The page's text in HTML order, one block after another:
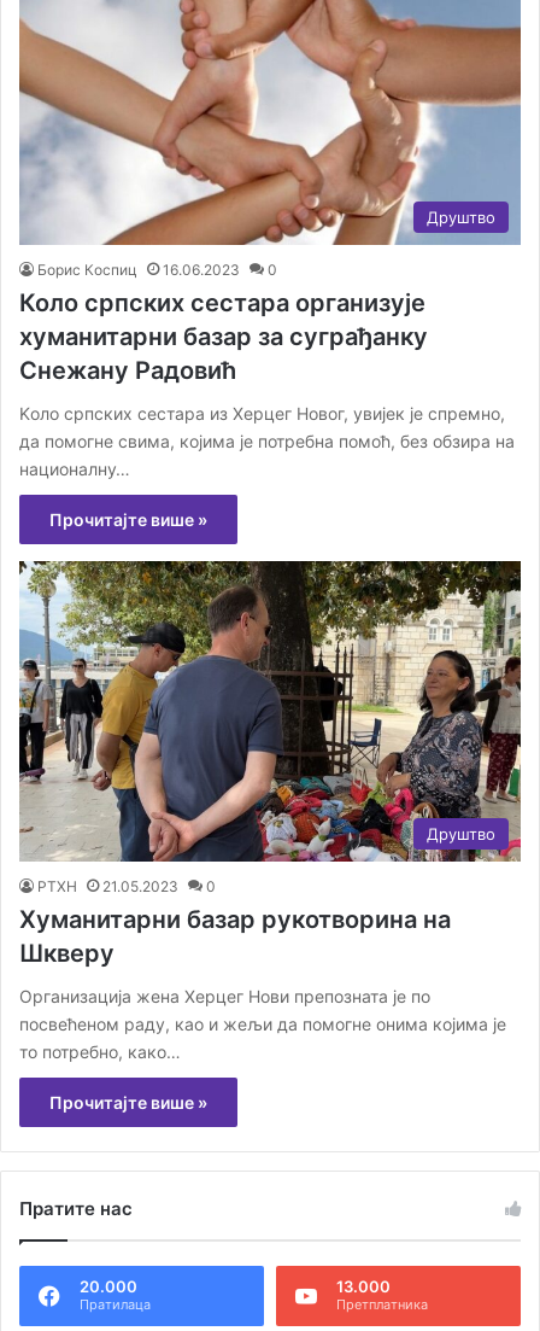
Друштво
Борис Коспиц 16.06.2023 0
Коло српских сестара организује
хуманитарни базар за суграђанку
Снежану Радовић
Kоло српских сестара из Херцег Новог, увијек је спремно,
да помогне свима, којима је потребна помоћ, без обзира на
националну…
Прочитајте више »
Друштво
РТХН 21.05.2023 0
Хуманитарни базар рукотворина на
Шкверу
Организација жена Херцег Нови препозната је по
посвећеном раду, као и жељи да помогне онима којима је
то потребно, како…
Прочитајте више »
Пратите нас
20.000
Пратилаца
13.000
Претплатника